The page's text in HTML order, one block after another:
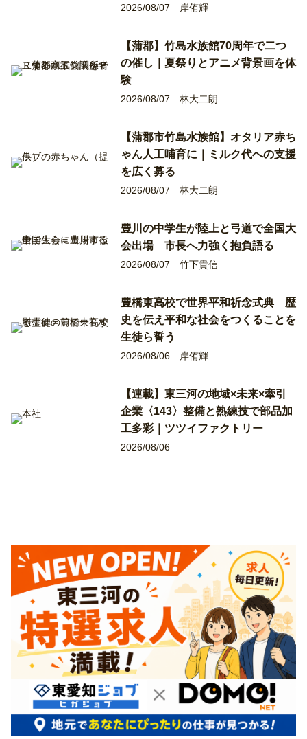
2026/08/07 岸侑輝
【蒲郡】竹島水族館70周年で二つ
の催し｜夏祭りとアニメ背景画を体
験
2026/08/07 林大二朗
【蒲郡市竹島水族館】オタリア赤ち
ゃん人工哺育に｜ミルク代への支援
を広く募る
2026/08/07 林大二朗
豊川の中学生が陸上と弓道で全国大
会出場 市長へ力強く抱負語る
2026/08/07 竹下貴信
豊橋東高校で世界平和祈念式典 歴
史を伝え平和な社会をつくることを
生徒ら誓う
2026/08/06 岸侑輝
【連載】東三河の地域×未来×牽引
企業〈143〉整備と熟練技で部品加
工多彩｜ツツイファクトリー
2026/08/06